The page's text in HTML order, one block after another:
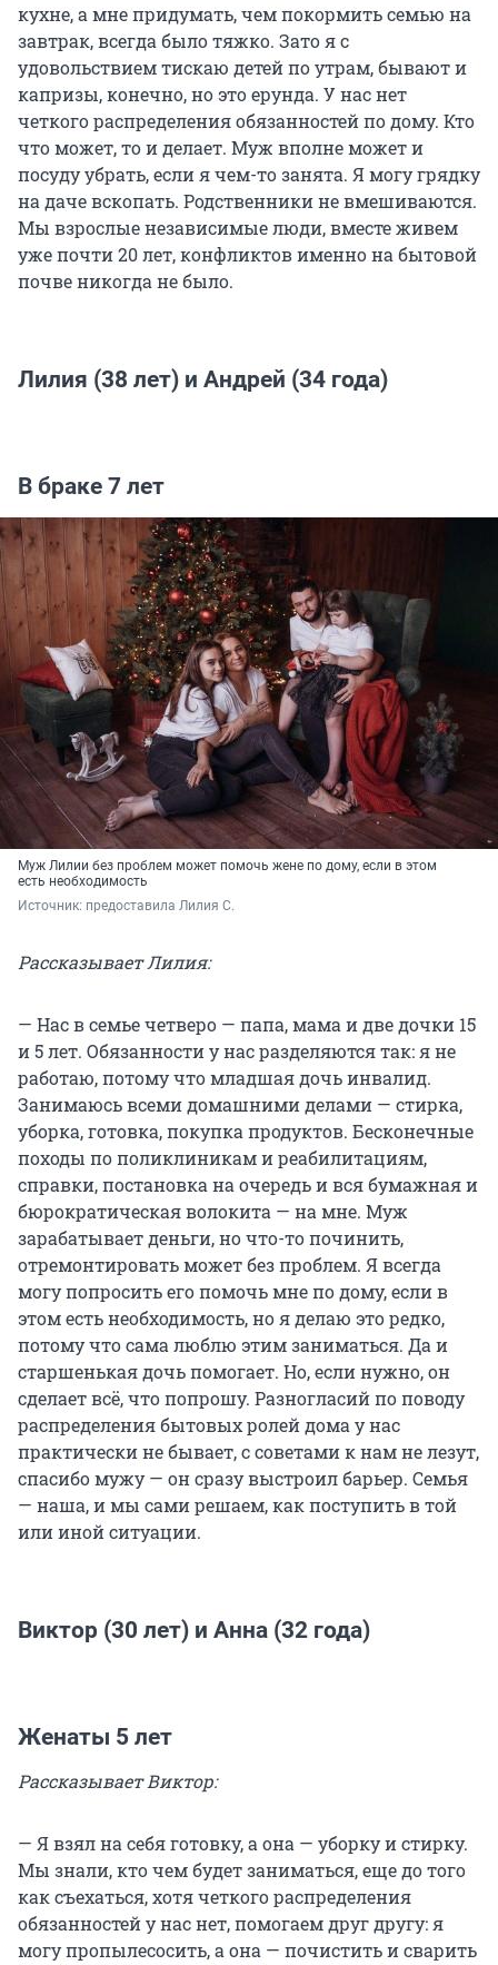
кухне, а мне придумать, чем покормить семью на
завтрак, всегда было тяжко. Зато я с
удовольствием тискаю детей по утрам, бывают и
капризы, конечно, но это ерунда. У нас нет
четкого распределения обязанностей по дому. Кто
что может, то и делает. Муж вполне может и
посуду убрать, если я чем-то занята. Я могу грядку
на даче вскопать. Родственники не вмешиваются.
Мы взрослые независимые люди, вместе живем
уже почти 20 лет, конфликтов именно на бытовой
почве никогда не было.
Лилия (38 лет) и Андрей (34 года)
В браке 7 лет
Муж Лилии без проблем может помочь жене по дому, если в этом
есть необходимость
Источник: предоставила Лилия С.
Рассказывает Лилия:
— Нас в семье четверо — папа, мама и две дочки 15
и 5 лет. Обязанности у нас разделяются так: я не
работаю, потому что младшая дочь инвалид.
Занимаюсь всеми домашними делами — стирка,
уборка, готовка, покупка продуктов. Бесконечные
походы по поликлиникам и реабилитациям,
справки, постановка на очередь и вся бумажная и
бюрократическая волокита — на мне. Муж
зарабатывает деньги, но что-то починить,
отремонтировать может без проблем. Я всегда
могу попросить его помочь мне по дому, если в
этом есть необходимость, но я делаю это редко,
потому что сама люблю этим заниматься. Да и
старшенькая дочь помогает. Но, если нужно, он
сделает всё, что попрошу. Разногласий по поводу
распределения бытовых ролей дома у нас
практически не бывает, с советами к нам не лезут,
спасибо мужу — он сразу выстроил барьер. Семья
— наша, и мы сами решаем, как поступить в той
или иной ситуации.
Виктор (30 лет) и Анна (32 года)
Женаты 5 лет
Рассказывает Виктор:
— Я взял на себя готовку, а она — уборку и стирку.
Мы знали, кто чем будет заниматься, еще до того
как съехаться, хотя четкого распределения
обязанностей у нас нет, помогаем друг другу: я
могу пропылесосить, а она — почистить и сварить